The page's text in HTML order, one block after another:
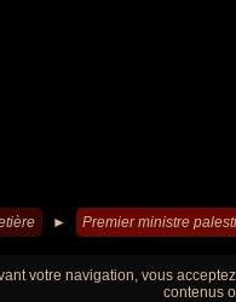
► Premier ministre
votre navigation, vous
contenus